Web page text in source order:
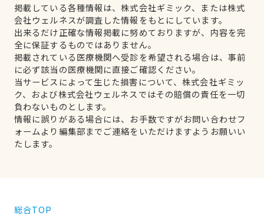
掲載している各種情報は、株式会社ギミック、または株式
会社ウェルネスが調査した情報をもとにしています。
出来るだけ正確な情報掲載に努めておりますが、内容を完
全に保証するものではありません。
掲載されている医療機関へ受診を希望される場合は、事前
に必ず該当の医療機関に直接ご確認ください。
当サービスによって生じた損害について、株式会社ギミッ
ク、および株式会社ウェルネスではその賠償の責任を一切
負わないものとします。
情報に誤りがある場合には、お手数ですがお問い合わせフ
ォームより編集部までご連絡をいただけますようお願いい
たします。
総合TOP